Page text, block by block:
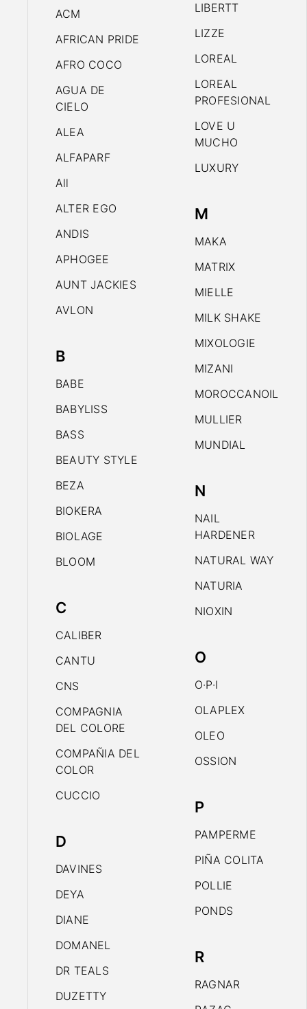
ACM
AFRICAN PRIDE
AFRO COCO
AGUA DE
CIELO
ALEA
ALFAPARF
All
ALTER EGO
ANDIS
APHOGEE
AUNT JACKIES
AVLON
B
BABE
BABYLISS
BASS
BEAUTY STYLE
BEZA
BIOKERA
BIOLAGE
BLOOM
C
CALIBER
CANTU
CNS
COMPAGNIA
DEL COLORE
COMPAÑIA DEL
COLOR
CUCCIO
D
DAVINES
DEYA
DIANE
DOMANEL
DR TEALS
DUZETTY
LIBERTT
LIZZE
LOREAL
LOREAL
PROFESIONAL
LOVE U
MUCHO
LUXURY
M
MAKA
MATRIX
MIELLE
MILK SHAKE
MIXOLOGIE
MIZANI
MOROCCANOIL
MULLIER
MUNDIAL
N
NAIL
HARDENER
NATURAL WAY
NATURIA
NIOXIN
O
O·P·I
OLAPLEX
OLEO
OSSION
P
PAMPERME
PIÑA COLITA
POLLIE
PONDS
R
RAGNAR